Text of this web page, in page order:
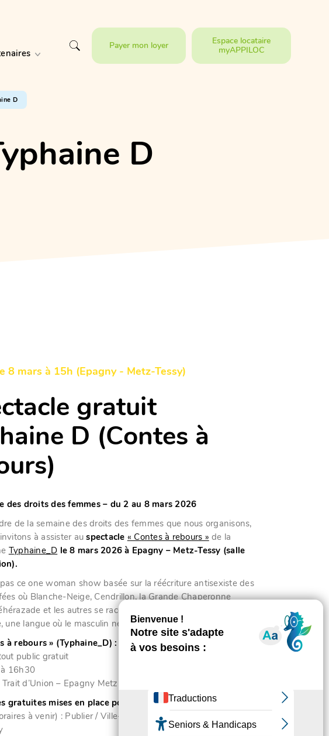
Payer mon loyer
Espace locataire
myAPPILOC
D
D
8 mars à 15h (Epagny - Metz-Tessy)
gratuit
D (Contes à
des droits des femmes – du 2 au 8 mars 2026
de la semaine des droits des femmes que nous organisons,
à assister auspectacle « Contes à rebours » de la
Typhaine_D le 8 mars 2026 à Epagny – Metz-Tessy (salle
ce one woman show basée sur la réécriture antisexiste des
où Blanche-Neige, Cendrillon, la Grande Chaperonne
et les autres se racontent elles-mêmes, à la Féminine
une langue où le masculin ne l’emporte plus.
à rebours » (Typhaine_D) : dimanche 8 mars
public gratuit
16h30
d’Union – Epagny Metz-Tessy
gratuites mises en place pour le dimanche 8 mars
à venir) : Publier / Ville-la-Grand / Bonneville → Epagny